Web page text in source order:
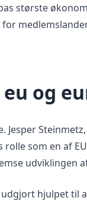
største
for
og
Jesper
som en af
udviklingen
hjulpet til